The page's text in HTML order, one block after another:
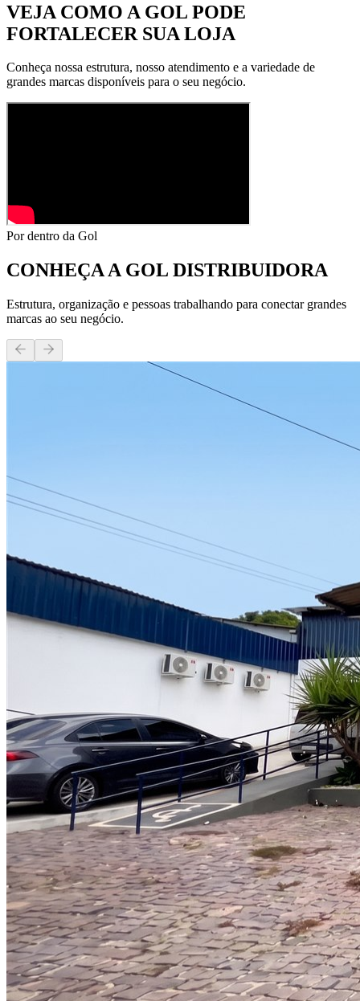
VEJA COMO A GOL PODE
FORTALECER SUA LOJA
Conheça nossa estrutura, nosso atendimento e a variedade de
grandes marcas disponíveis para o seu negócio.
Por dentro da Gol
CONHEÇA AGOL DISTRIBUIDORA
Estrutura, organização e pessoas trabalhando para conectar grandes
marcas ao seu negócio.